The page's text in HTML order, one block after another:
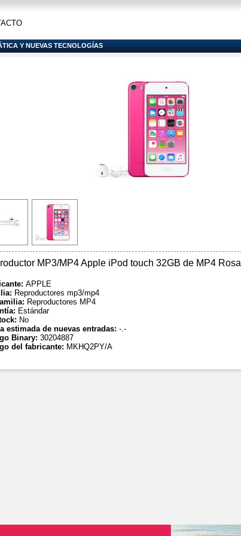
Y NUEVAS TECNOLOGÍAS
MP3/MP4 Apple iPod touch 32GB de MP4 Rosa
APPLE
Reproductores mp3/mp4
Reproductores MP4
Estándar
No
estimada de nuevas entradas: -.-
Binary: 30204887
del fabricante: MKHQ2PY/A